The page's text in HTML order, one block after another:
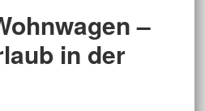
–
in der